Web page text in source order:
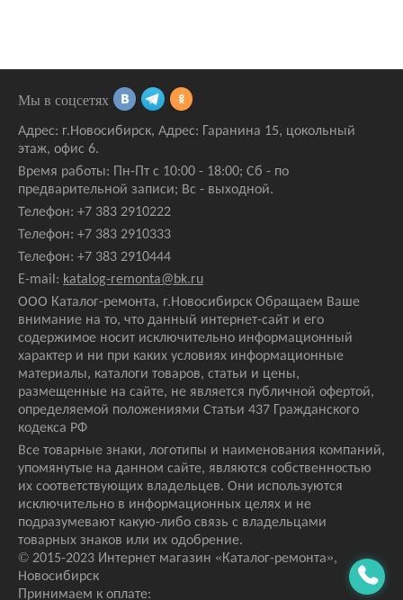
© 2015-2023 Интернет магазин «Каталог-ремонта»,
Новосибирск
Принимаем к оплате:
Адрес: г.Новосибирск, Адрес: Гаранина 15, цокольный
этаж, офис 6.
Время работы: Пн-Пт с 10:00 - 18:00; Сб - по
предварительной записи; Вс - выходной.
Телефон: +7 383 2910222
Телефон: +7 383 2910333
Телефон: +7 383 2910444
E-mail: katalog-remonta@bk.ru
ООО Каталог-ремонта, г.Новосибирск Обращаем Ваше
внимание на то, что данный интернет-сайт и его
содержимое носит исключительно информационный
характер и ни при каких условиях информационные
материалы, каталоги товаров, статьи и цены,
размещенные на сайте, не является публичной офертой,
определяемой положениями Статьи 437 Гражданского
кодекса РФ
Все товарные знаки, логотипы и наименования компаний,
упомянутые на данном сайте, являются собственностью
их соответствующих владельцев. Они используются
исключительно в информационных целях и не
подразумевают какую-либо связь с владельцами
товарных знаков или их одобрение.
Мы в соцсетях